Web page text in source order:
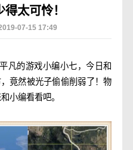
太可怜！
07-15 17:49
凡的游戏小编小七，今日和
竟然被光子偷偷削弱了！物
小编看看吧。